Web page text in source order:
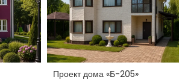
Проект дома «Б-205»